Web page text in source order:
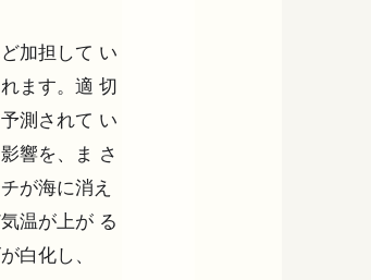
加担して い
ます。適 切
測されて い
響を、ま さ
が海に消え
温が上が る
白化し、